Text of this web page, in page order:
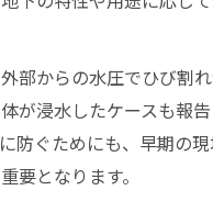
部からの水圧でひび割れ
が浸水したケースも報
防ぐためにも、早期の
要となります。